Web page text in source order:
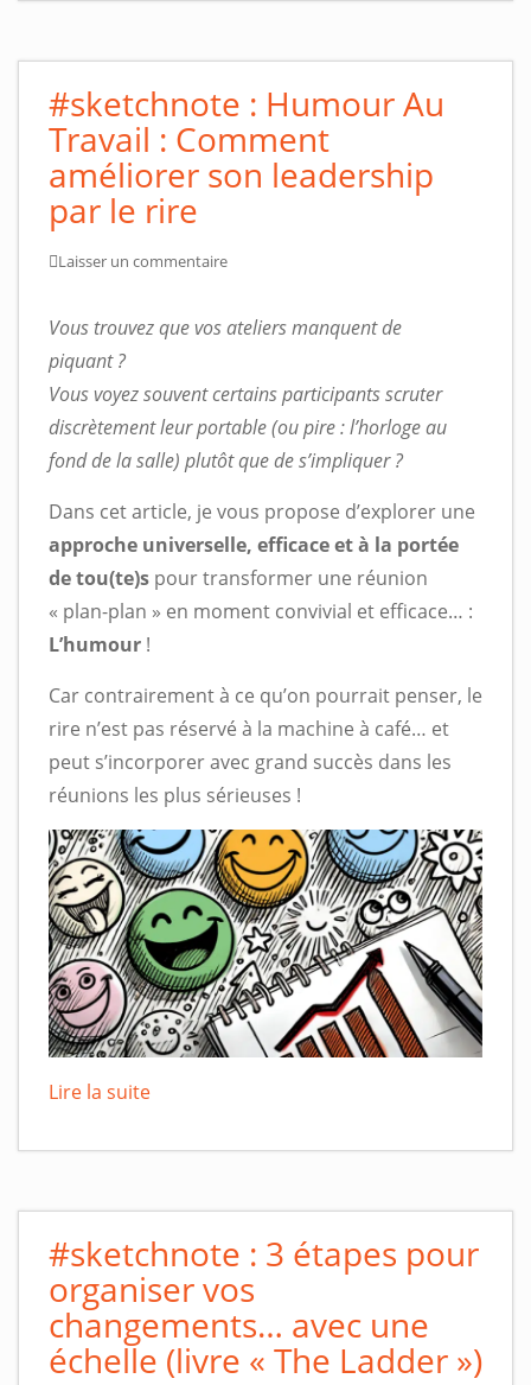
#sketchnote : Humour Au
Travail : Comment
améliorer son leadership
par le rire
Laisser un commentaire
Vous trouvez que vos ateliers manquent de
piquant ?
Vous voyez souvent certains participants scruter
discrètement leur portable (ou pire : l’horloge au
fond de la salle) plutôt que de s’impliquer ?
Dans cet article, je vous propose d’explorer une
approche universelle, efficace et à la portée
de tou(te)s pour transformer une réunion
« plan-plan » en moment convivial et efficace… :
L’humour !
Car contrairement à ce qu’on pourrait penser, le
rire n’est pas réservé à la machine à café… et
peut s’incorporer avec grand succès dans les
réunions les plus sérieuses !
Lire la suite
#sketchnote : 3 étapes pour
organiser vos
changements… avec une
échelle (livre « The Ladder »)